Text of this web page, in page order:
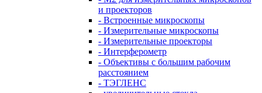
и проекторов
- Встроенные микроскопы
- Измерительные микроскопы
- Измерительные проекторы
- Интерферометр
- Объективы с большим рабочим
расстоянием
- ТЭГЛЕНС